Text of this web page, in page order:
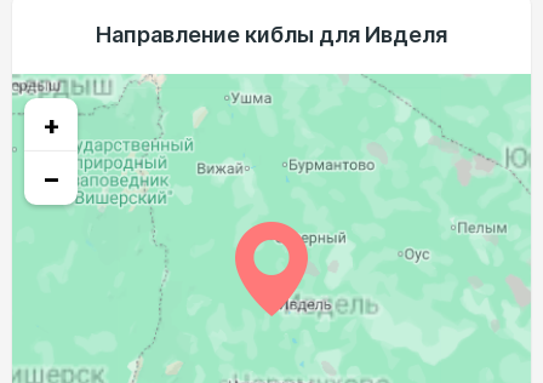
03:08 05:34 20:26 22:43
03:09 05:36 13:00 16:52 22:41
13:00 16:50 22:39
13:00 16:48 22:38
12:59 16:46 22:36
Направление киблы для Ивделя
+
−